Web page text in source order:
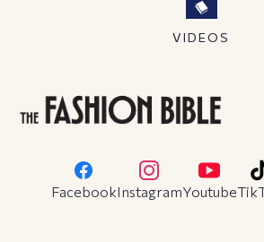
VIDEOS
FacebookInstagramYoutube